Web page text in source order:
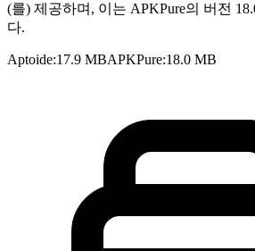
(를) 제공하며, 이는 APKPure의 버전
다.
Aptoide:17.9 MBAPKPure:18.0 MB